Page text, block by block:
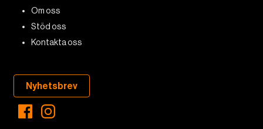
Om oss
Stöd oss
Kontakta oss
Nyhetsbrev